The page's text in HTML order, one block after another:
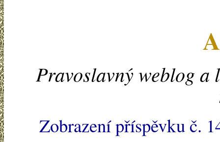
Pravoslavný weblog a
Zobrazení příspěvku č.